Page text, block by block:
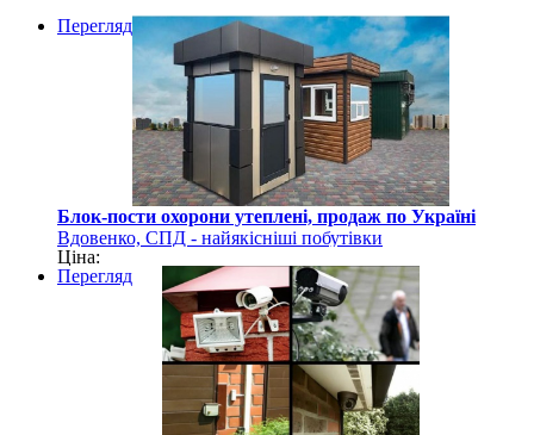
Перегляд
Блок-пости охорони утеплені, продаж по Україні
Вдовенко, СПД - найякісніші побутівки
Ціна:
Перегляд